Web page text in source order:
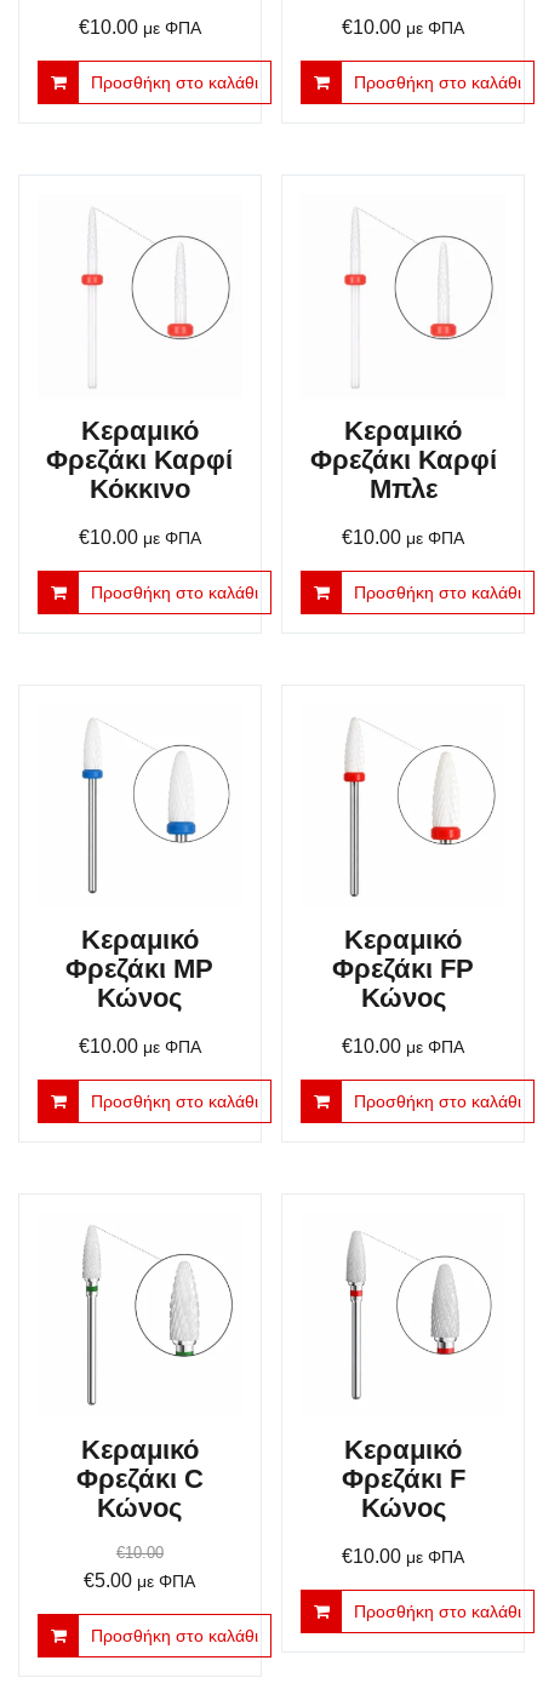
€10.00 με ΦΠΑ
Προσθήκη στο καλάθι
€10.00 με ΦΠΑ
Προσθήκη στο καλάθι
Κεραμικό
Φρεζάκι Καρφί
Κόκκινο
€10.00 με ΦΠΑ
Προσθήκη στο καλάθι
Κεραμικό
Φρεζάκι Καρφί
Μπλε
€10.00 με ΦΠΑ
Προσθήκη στο καλάθι
Κεραμικό
Φρεζάκι MP
Κώνος
€10.00 με ΦΠΑ
Προσθήκη στο καλάθι
Κεραμικό
Φρεζάκι FP
Κώνος
€10.00 με ΦΠΑ
Προσθήκη στο καλάθι
Κεραμικό
Φρεζάκι C
Κώνος
€10.00
Original
price
was:
€5.00Η
τρέχουσα
τιμή
με ΦΠΑ
Προσθήκη στο καλάθι
Κεραμικό
Φρεζάκι F
Κώνος
€10.00 με ΦΠΑ
Προσθήκη στο καλάθι